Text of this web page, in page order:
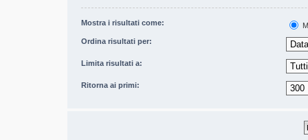
Mostra i risultati come:
Ordina risultati per:
Limita risultati a:
Ritorna ai primi: